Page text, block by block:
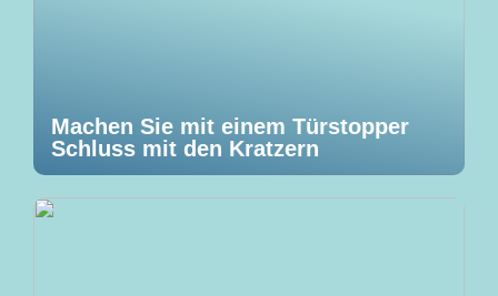
Machen Sie mit einem Türstopper
Schluss mit den Kratzern